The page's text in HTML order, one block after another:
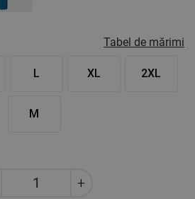
Tabel de mărimi
L XL 2XL
M